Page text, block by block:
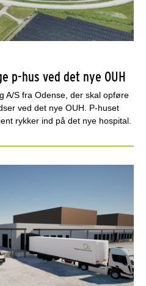
p-hus ved det nye OUH
A/S fra Odense, der skal opføre
ved det nye OUH. P-huset
rykker ind på det nye hospital.